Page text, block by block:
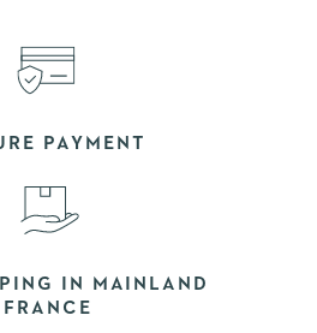
PAYMENT
IN MAINLAND
FRANCE